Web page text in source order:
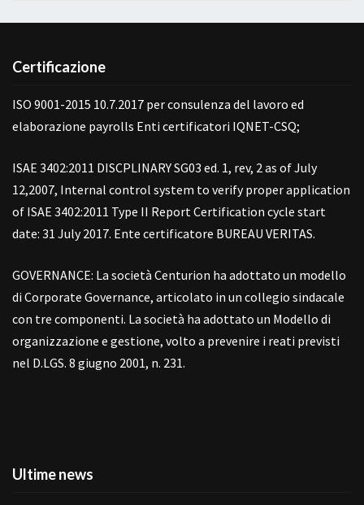
Certificazione
ISO 9001-2015 10.7.2017 per consulenza del lavoro ed
elaborazione payrolls Enti certificatori IQNET-CSQ;
ISAE 3402:2011 DISCPLINARY SG03 ed. 1, rev, 2 as of July
12,2007, Internal control system to verify proper application
of ISAE 3402:2011 Type II Report Certification cycle start
date: 31 July 2017. Ente certificatore BUREAU VERITAS.
GOVERNANCE: La società Centurion ha adottato un modello
di Corporate Governance, articolato in un collegio sindacale
con tre componenti. La società ha adottato un Modello di
organizzazione e gestione, volto a prevenire i reati previsti
nel D.LGS. 8 giugno 2001, n. 231.
Ultime news